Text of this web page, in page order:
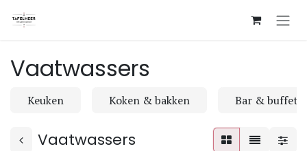
Vaatwassers
Keuken Koken & bakken Bar & buffet
Vaatwassers